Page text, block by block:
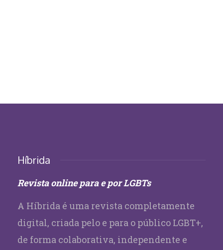
Híbrida
Revista online para e por LGBTs
A Híbrida é uma revista completamente
digital, criada pelo e para o público LGBT+,
de forma colaborativa, independente e